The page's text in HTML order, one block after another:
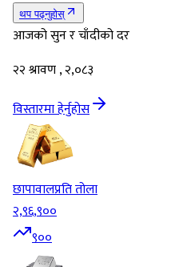
थप पढ्नुहोस्
आजको सुन र चाँदीको दर
२२ श्रावण , २,०८३
विस्तारमा हेर्नुहोस
छापावालप्रति तोला
२,९६,९००
९००